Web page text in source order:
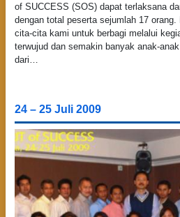
of SUCCESS (SOS) dapat terlaksana
dengan total peserta sejumlah 17 orang.
cita-cita kami untuk berbagi melalui
terwujud dan semakin banyak anak-
dari…
24 – 25 Juli 2009